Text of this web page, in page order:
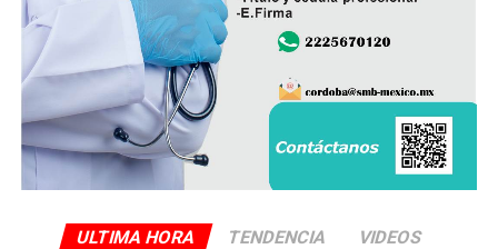
ULTIMA HORA TENDENCIA VIDEOS